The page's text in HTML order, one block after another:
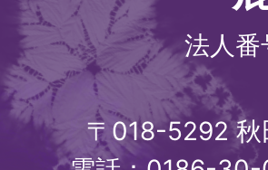
法人
〒018-5292 秋